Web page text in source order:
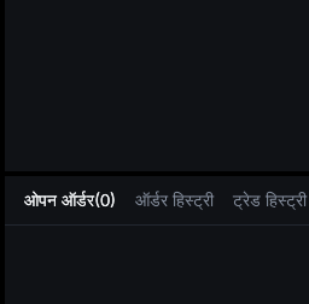
ओपन ऑर्डर(0) ऑर्डर हिस्ट्री ट्रेड हिस्ट्री